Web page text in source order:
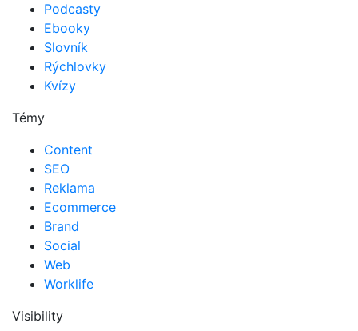
Podcasty
Ebooky
Slovník
Rýchlovky
Kvízy
Témy
Content
SEO
Reklama
Ecommerce
Brand
Social
Web
Worklife
Visibility